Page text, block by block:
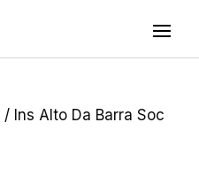
/ Ins Alto Da Barra Soc